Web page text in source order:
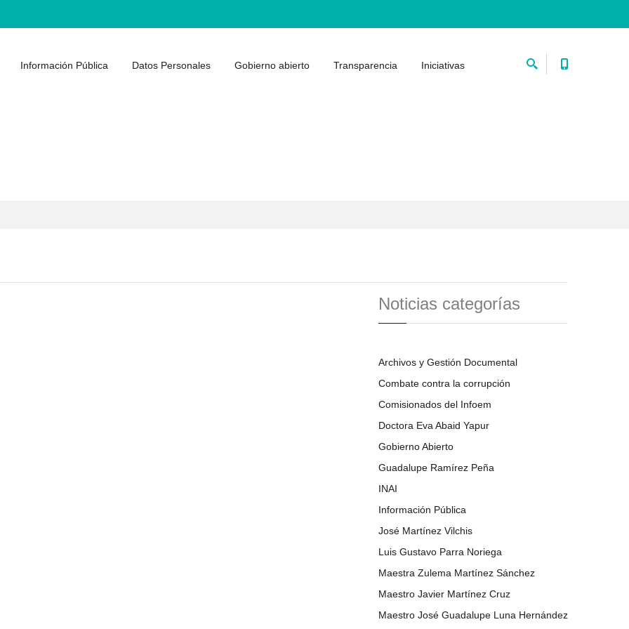
Información Pública Datos Personales Gobierno abierto Transparencia Iniciativas
Noticias categorías
Archivos y Gestión Documental
Combate contra la corrupción
Comisionados del Infoem
Doctora Eva Abaid Yapur
Gobierno Abierto
Guadalupe Ramírez Peña
INAI
Información Pública
José Martínez Vilchis
Luis Gustavo Parra Noriega
Maestra Zulema Martínez Sánchez
Maestro Javier Martínez Cruz
Maestro José Guadalupe Luna Hernández